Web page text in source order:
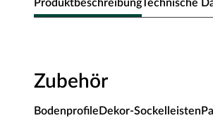
ProduktbeschreibungTechnische
Attraktiver Preis und hochwertiges
Zubehör
Bodenprofile Dekor-Sockelleisten